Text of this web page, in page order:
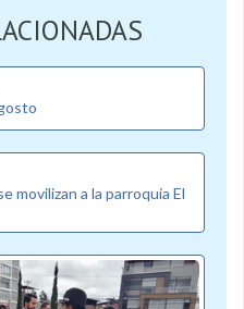
movilizan a la parroquia El